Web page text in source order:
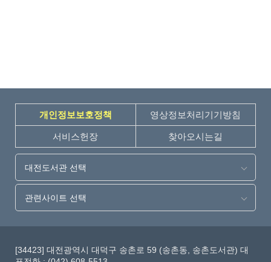
개인정보보호정책 영상정보처리기기방침
서비스헌장 찾아오시는길
대전도서관 선택
관련사이트 선택
[34423] 대전광역시 대덕구 송촌로 59 (송촌동, 송촌도서관) 대